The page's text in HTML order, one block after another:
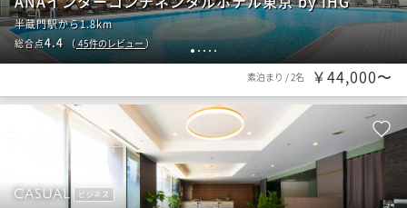
1 2 3 45
半蔵門駅から1.8km
総合点4.4 （ 45件のレビュー）
素泊まり /2名 ￥44,000〜
ビジネス